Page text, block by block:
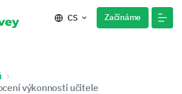
CS Začínáme
výkonnosti učitele